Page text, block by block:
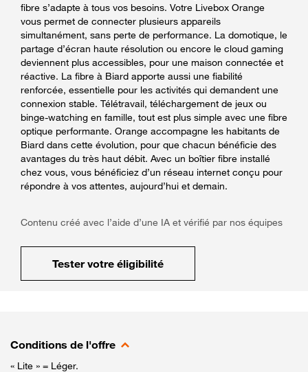
fibre s’adapte à tous vos besoins. Votre Livebox Orange
vous permet de connecter plusieurs appareils
simultanément, sans perte de performance. La domotique, le
partage d’écran haute résolution ou encore le cloud gaming
deviennent plus accessibles, pour une maison connectée et
réactive. La fibre à Biard apporte aussi une fiabilité
renforcée, essentielle pour les activités qui demandent une
connexion stable. Télétravail, téléchargement de jeux ou
binge-watching en famille, tout est plus simple avec une fibre
optique performante. Orange accompagne les habitants de
Biard dans cette évolution, pour que chacun bénéficie des
avantages du très haut débit. Avec un boîtier fibre installé
chez vous, vous bénéficiez d’un réseau internet conçu pour
répondre à vos attentes, aujourd’hui et demain.
Contenu créé avec l’aide d’une IA et vérifié par nos équipes
Tester votre éligibilité
Conditions de l'offre
« Lite » = Léger.